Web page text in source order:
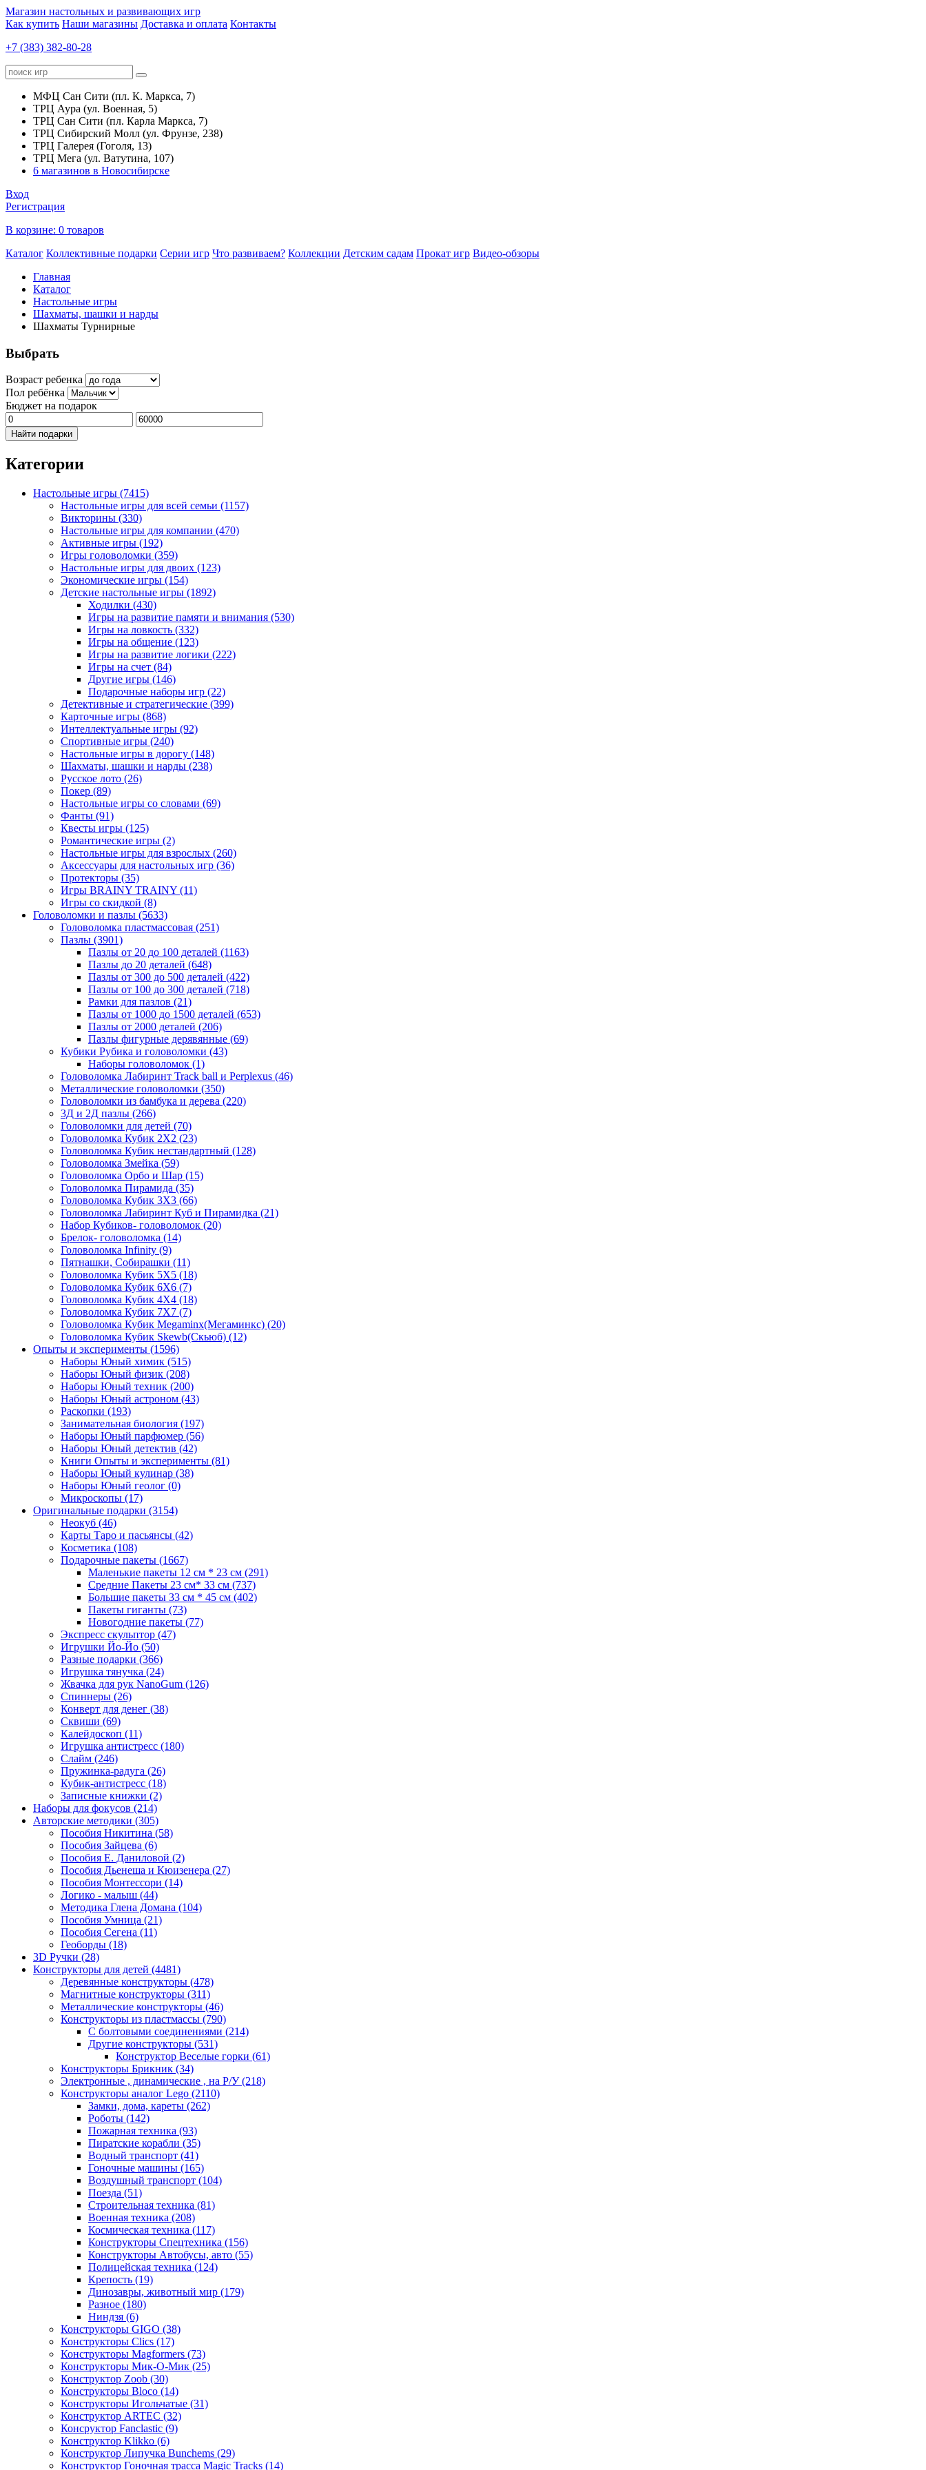
Магазин настольных и развивающих игр
Как купить Наши магазины Доставка и оплата Контакты
+7 (383) 382-80-28
МФЦ Сан Сити (пл. К. Маркса, 7)
ТРЦ Аура (ул. Военная, 5)
ТРЦ Сан Сити (пл. Карла Маркса, 7)
ТРЦ Сибирский Молл (ул. Фрунзе, 238)
ТРЦ Галерея (Гоголя, 13)
ТРЦ Мега (ул. Ватутина, 107)
6 магазинов в Новосибирске
Вход
Регистрация
В корзине: 0 товаров
Каталог Коллективные подарки Серии игр Что развиваем? Коллекции Детским садам Прокат игр Видео-обзоры
Главная
Каталог
Настольные игры
Шахматы, шашки и нарды
Шахматы Турнирные
Выбрать
Возраст ребенка
Пол ребёнка
Бюджет на подарок
Найти подарки
Категории
Настольные игры (7415)
Настольные игры для всей семьи (1157)
Викторины (330)
Настольные игры для компании (470)
Активные игры (192)
Игры головоломки (359)
Настольные игры для двоих (123)
Экономические игры (154)
Детские настольные игры (1892)
Ходилки (430)
Игры на развитие памяти и внимания (530)
Игры на ловкость (332)
Игры на общение (123)
Игры на развитие логики (222)
Игры на счет (84)
Другие игры (146)
Подарочные наборы игр (22)
Детективные и стратегические (399)
Карточные игры (868)
Интеллектуальные игры (92)
Спортивные игры (240)
Настольные игры в дорогу (148)
Шахматы, шашки и нарды (238)
Русское лото (26)
Покер (89)
Настольные игры со словами (69)
Фанты (91)
Квесты игры (125)
Романтические игры (2)
Настольные игры для взрослых (260)
Аксессуары для настольных игр (36)
Протекторы (35)
Игры BRAINY TRAINY (11)
Игры со скидкой (8)
Головоломки и пазлы (5633)
Головоломка пластмассовая (251)
Пазлы (3901)
Пазлы от 20 до 100 деталей (1163)
Пазлы до 20 деталей (648)
Пазлы от 300 до 500 деталей (422)
Пазлы от 100 до 300 деталей (718)
Рамки для пазлов (21)
Пазлы от 1000 до 1500 деталей (653)
Пазлы от 2000 деталей (206)
Пазлы фигурные дерявянные (69)
Кубики Рубика и головоломки (43)
Наборы головоломок (1)
Головоломка Лабиринт Track ball и Perplexus (46)
Металлические головоломки (350)
Головоломки из бамбука и дерева (220)
3Д и 2Д пазлы (266)
Головоломки для детей (70)
Головоломка Кубик 2Х2 (23)
Головоломка Кубик нестандартный (128)
Головоломка Змейка (59)
Головоломка Орбо и Шар (15)
Головоломка Пирамида (35)
Головоломка Кубик 3Х3 (66)
Головоломка Лабиринт Куб и Пирамидка (21)
Набор Кубиков- головоломок (20)
Брелок- головоломка (14)
Головоломка Infinity (9)
Пятнашки, Собирашки (11)
Головоломка Кубик 5Х5 (18)
Головоломка Кубик 6Х6 (7)
Головоломка Кубик 4Х4 (18)
Головоломка Кубик 7Х7 (7)
Головоломка Кубик Megaminx(Мегаминкс) (20)
Головоломка Кубик Skewb(Скьюб) (12)
Опыты и эксперименты (1596)
Наборы Юный химик (515)
Наборы Юный физик (208)
Наборы Юный техник (200)
Наборы Юный астроном (43)
Раскопки (193)
Занимательная биология (197)
Наборы Юный парфюмер (56)
Наборы Юный детектив (42)
Книги Опыты и эксперименты (81)
Наборы Юный кулинар (38)
Наборы Юный геолог (0)
Микроскопы (17)
Оригинальные подарки (3154)
Неокуб (46)
Карты Таро и пасьянсы (42)
Косметика (108)
Подарочные пакеты (1667)
Маленькие пакеты 12 см * 23 см (291)
Средние Пакеты 23 см* 33 см (737)
Большие пакеты 33 см * 45 см (402)
Пакеты гиганты (73)
Новогодние пакеты (77)
Экспресс скульптор (47)
Игрушки Йо-Йо (50)
Разные подарки (366)
Игрушка тянучка (24)
Жвачка для рук NanoGum (126)
Спиннеры (26)
Конверт для денег (38)
Сквиши (69)
Калейдоскоп (11)
Игрушка антистресс (180)
Слайм (246)
Пружинка-радуга (26)
Кубик-антистресс (18)
Записные книжки (2)
Наборы для фокусов (214)
Авторские методики (305)
Пособия Никитина (58)
Пособия Зайцева (6)
Пособия Е. Даниловой (2)
Пособия Дьенеша и Кюизенера (27)
Пособия Монтессори (14)
Логико - малыш (44)
Методика Глена Домана (104)
Пособия Умница (21)
Пособия Сегена (11)
Геоборды (18)
3D Ручки (28)
Конструкторы для детей (4481)
Деревянные конструкторы (478)
Магнитные конструкторы (311)
Металлические конструкторы (46)
Конструкторы из пластмассы (790)
С болтовыми соединениями (214)
Другие конструкторы (531)
Конструктор Веселые горки (61)
Конструкторы Брикник (34)
Электронные , динамические , на Р/У(218)
Конструкторы аналог Lego (2110)
Замки, дома, кареты (262)
Роботы (142)
Пожарная техника (93)
Пиратские корабли (35)
Водный транспорт (41)
Гоночные машины (165)
Воздушный транспорт (104)
Поезда (51)
Строительная техника (81)
Военная техника (208)
Космическая техника (117)
Конструкторы Спецтехника (156)
Конструкторы Автобусы, авто (55)
Полицейская техника (124)
Крепость (19)
Динозавры, животный мир (179)
Разное (180)
Ниндзя (6)
Конструкторы GIGO (38)
Конструкторы Clics (17)
Конструкторы Magformers (73)
Конструкторы Мик-О-Мик (25)
Конструктор Zoob (30)
Конструкторы Bloco (14)
Конструкторы Игольчатые (31)
Конструктор ARTEC (32)
Консруктор Fanclastic (9)
Конструктор Klikko (6)
Конструктор Липучка Bunchems (29)
Конструктор Гоночная трасса Magic Tracks (14)